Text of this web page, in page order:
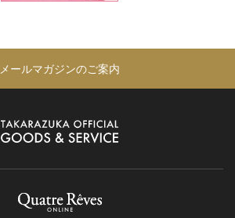
メールマガジンのご案内